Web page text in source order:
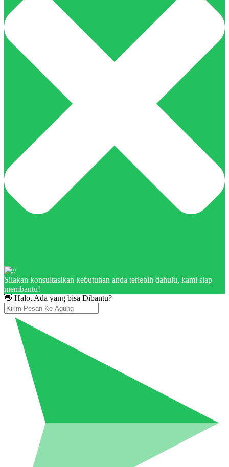
Silakan konsultasikan kebutuhan anda terlebih dahulu, kami siap
membantu!
👋 Halo, Ada yang bisa Dibantu?